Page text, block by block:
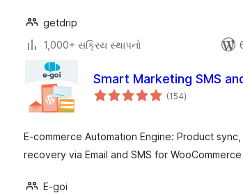
getdrip
1,000+ સક્રિય સ્થાપનો
Smart Marketing SMS
(154કુલ
રેટિંગ્સ
)
E-commerce Automation Engine: Product
recovery via Email and SMS for
E-goi